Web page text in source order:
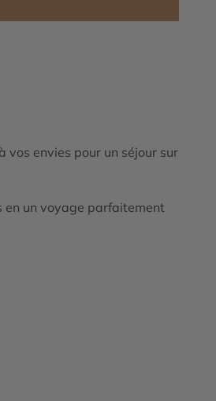
envies pour un séjour sur
en un voyage parfaitement